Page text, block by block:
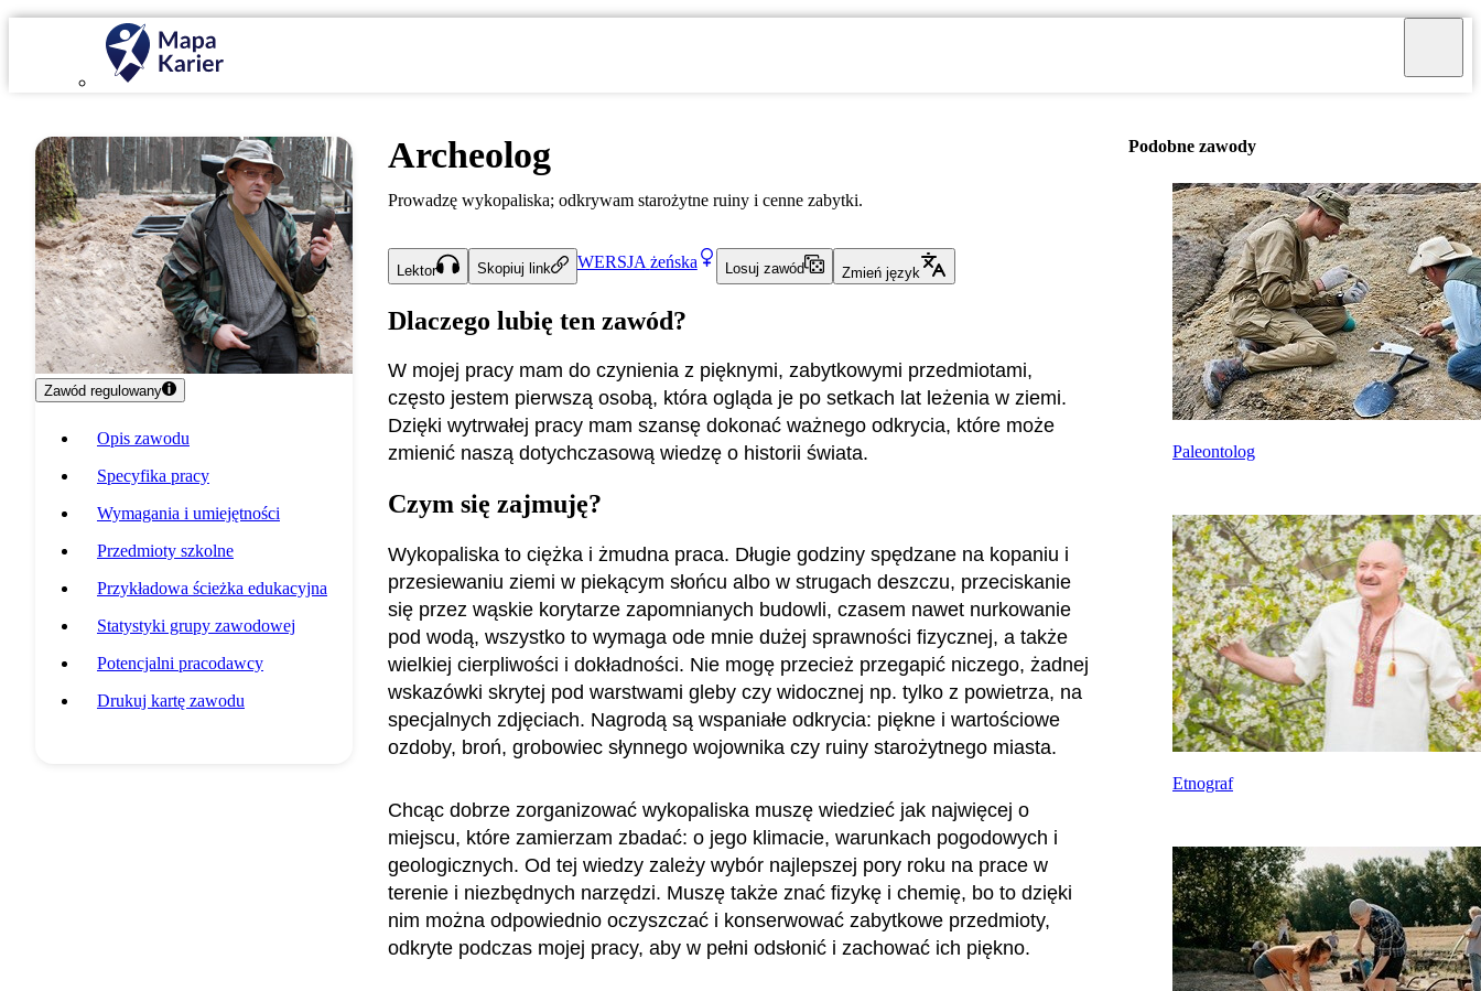
Zawód regulowany
Opis zawodu
Specyfika pracy
Wymagania i umiejętności
Przedmioty szkolne
Przykładowa ścieżka edukacyjna
Statystyki grupy zawodowej
Potencjalni pracodawcy
Drukuj kartę zawodu
Archeolog
Prowadzę wykopaliska; odkrywam starożytne ruiny i cenne zabytki.
Lektor Skopiuj link WERSJA żeńska Losuj zawód Zmień język
Dlaczego lubię ten zawód?
W mojej pracy mam do czynienia z pięknymi, zabytkowymi przedmiotami,
często jestem pierwszą osobą, która ogląda je po setkach lat leżenia w ziemi.
Dzięki wytrwałej pracy mam szansę dokonać ważnego odkrycia, które może
zmienić naszą dotychczasową wiedzę o historii świata.
Czym się zajmuję?
Wykopaliska to ciężka i żmudna praca. Długie godziny spędzane na kopaniu i
przesiewaniu ziemi w piekącym słońcu albo w strugach deszczu, przeciskanie
się przez wąskie korytarze zapomnianych budowli, czasem nawet nurkowanie
pod wodą, wszystko to wymaga ode mnie dużej sprawności fizycznej, a także
wielkiej cierpliwości i dokładności. Nie mogę przecież przegapić niczego, żadnej
wskazówki skrytej pod warstwami gleby czy widocznej np. tylko z powietrza, na
specjalnych zdjęciach. Nagrodą są wspaniałe odkrycia: piękne i wartościowe
ozdoby, broń, grobowiec słynnego wojownika czy ruiny starożytnego miasta.
Chcąc dobrze zorganizować wykopaliska muszę wiedzieć jak najwięcej o
miejscu, które zamierzam zbadać: o jego klimacie, warunkach pogodowych i
geologicznych. Od tej wiedzy zależy wybór najlepszej pory roku na prace w
terenie i niezbędnych narzędzi. Muszę także znać fizykę i chemię, bo to dzięki
nim można odpowiednio oczyszczać i konserwować zabytkowe przedmioty,
odkryte podczas mojej pracy, aby w pełni odsłonić i zachować ich piękno.
Podobne zawody
Paleontolog
Etnograf